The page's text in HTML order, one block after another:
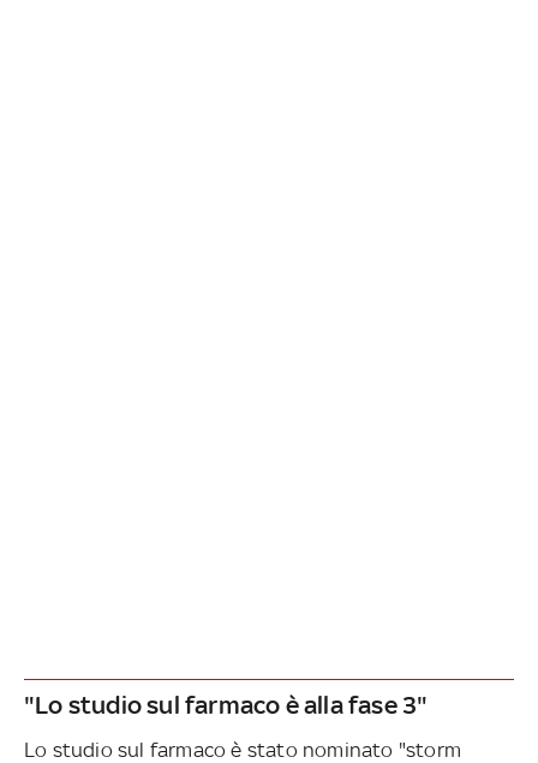
"Lo studio sul farmaco è alla fase 3"
Lo studio sul farmaco è stato nominato "storm